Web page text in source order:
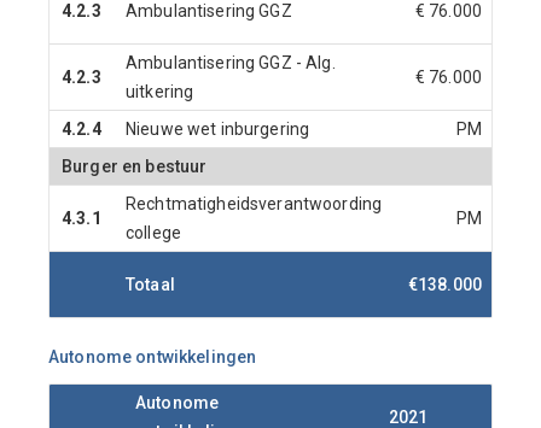
4.2.3 Ambulantisering GGZ € 76.000
4.2.3
Ambulantisering GGZ - Alg.
uitkering
€ 76.000
4.2.4
Nieuwe wet inburgering
PM
Burger en bestuur
4.3.1
Rechtmatigheidsverantwoording
college
PM
Totaal €138.000
Autonome ontwikkelingen
Autonome
2021